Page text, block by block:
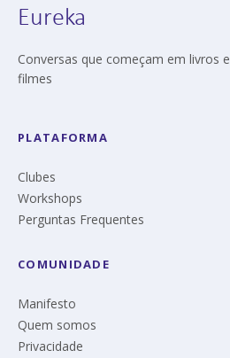
Eureka
Conversas que começam em livros e
filmes
PLATAFORMA
Clubes
Workshops
Perguntas Frequentes
COMUNIDADE
Manifesto
Quem somos
Privacidade